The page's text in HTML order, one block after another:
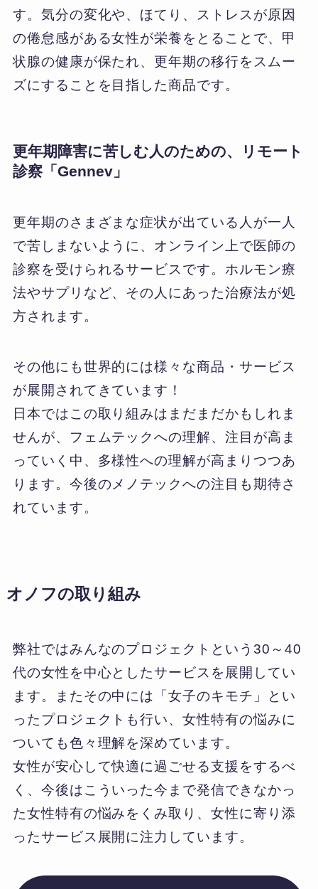
す。気分の変化や、ほてり、ストレスが原因
の倦怠感がある女性が栄養をとることで、甲
状腺の健康が保たれ、更年期の移行をスムー
ズにすることを目指した商品です。
更年期障害に苦しむ人のための、リモート
診察「Gennev」
更年期のさまざまな症状が出ている人が一人
で苦しまないように、オンライン上で医師の
診察を受けられるサービスです。ホルモン療
法やサプリなど、その人にあった治療法が処
方されます。
その他にも世界的には様々な商品・サービス
が展開されてきています！
日本ではこの取り組みはまだまだかもしれま
せんが、フェムテックへの理解、注目が高ま
っていく中、多様性への理解が高まりつつあ
ります。今後のメノテックへの注目も期待さ
れています。
オノフの取り組み
弊社ではみんなのプロジェクト という30～40
代の女性を中心としたサービスを展開してい
ます。またその中には「女子のキモチ 」とい
ったプロジェクトも行い、女性特有の悩みに
ついても色々理解を深めています。
女性が安心して快適に過ごせる支援をするべ
く、今後はこういった今まで発信できなかっ
た女性特有の悩みをくみ取り、女性に寄り添
ったサービス展開に注力しています。